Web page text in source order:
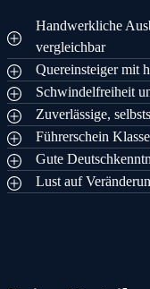
Handwerkliche
vergleichbar
Quereinsteiger mit
Schwindelfreiheit
Zuverlässige,
Führerschein
Gute
Lust auf